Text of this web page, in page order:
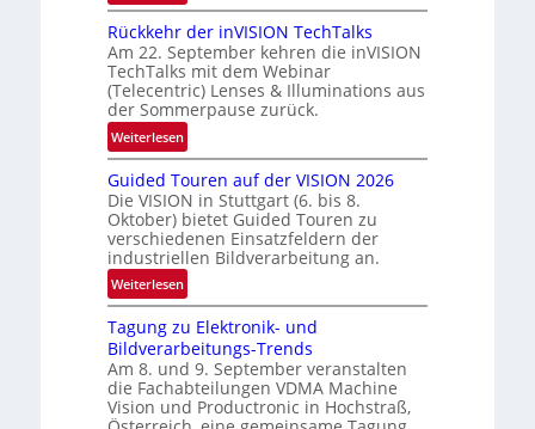
U
n
b
e
g
r
e
z
t
e
M
ö
g
l
i
c
h
k
Rückkehr der inVISION TechTalks
Am 22. September kehren die inVISION
TechTalks mit dem Webinar
(Telecentric) Lenses & Illuminations aus
der Sommerpause zurück.
Weiterlesen:
R
ü
c
k
k
e
h
d
e
r
i
Guided Touren auf der VISION 2026
Die VISION in Stuttgart (6. bis 8.
Oktober) bietet Guided Touren zu
verschiedenen Einsatzfeldern der
industriellen Bildverarbeitung an.
Weiterlesen:
G
u
i
d
e
d
Tagung zu Elektronik- und
Bildverarbeitungs-Trends
Am 8. und 9. September veranstalten
die Fachabteilungen VDMA Machine
Vision und Productronic in Hochstraß,